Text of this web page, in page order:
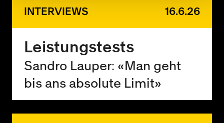
INTERVIEWS 16.6.26
Leistungstests
Sandro Lauper: «Man geht
bis ans absolute Limit»